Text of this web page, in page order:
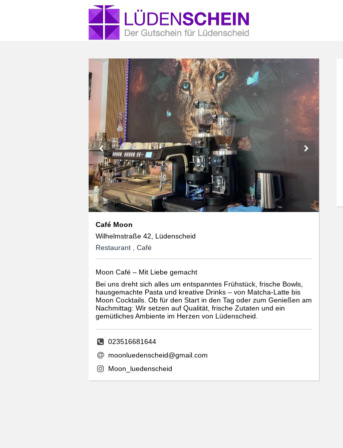
Café Moon
Wilhelmstraße 42, Lüdenscheid
Restaurant , Café
Moon Café – Mit Liebe gemacht
Bei uns dreht sich alles um entspanntes Frühstück, frische Bowls,
hausgemachte Pasta und kreative Drinks – von Matcha-Latte bis
Moon Cocktails. Ob für den Start in den Tag oder zum Genießen am
Nachmittag: Wir setzen auf Qualität, frische Zutaten und ein
gemütliches Ambiente im Herzen von Lüdenscheid.
023516681644
moonluedenscheid@gmail.com
Moon_luedenscheid